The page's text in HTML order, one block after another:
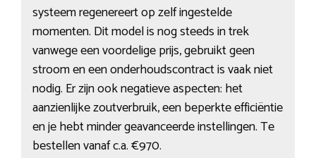
systeem regenereert op zelf ingestelde
momenten. Dit model is nog steeds in trek
vanwege een voordelige prijs, gebruikt geen
stroom en een onderhoudscontract is vaak niet
nodig. Er zijn ook negatieve aspecten: het
aanzienlijke zoutverbruik, een beperkte efficiëntie
en je hebt minder geavanceerde instellingen. Te
bestellen vanaf c.a. €970.